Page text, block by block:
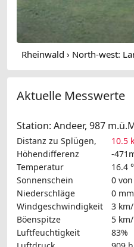
Aktuelle Messwerte
Station: Andeer, 987
Distanz zu Splügen,
10.5
Höhendifferenz
-
Temperatur
16.4
Sonnenschein
0
Niederschläge
0
Windgeschwindigkeit
3
Böenspitze
5
Luftfeuchtigkeit
83%